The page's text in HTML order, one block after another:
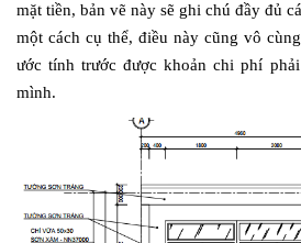
mặt tiền, bản vẽ này sẽ ghi chú đầy đủ
một cách cụ thể, điều này cũng vô
ước tính trước được khoản chi phí
mình.